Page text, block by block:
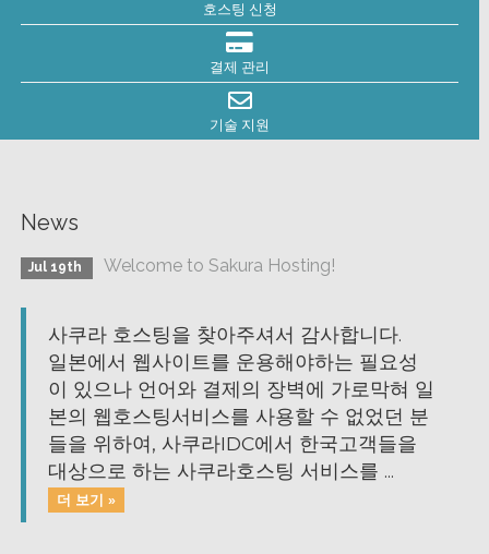
호스팅 신청
결제 관리
기술 지원
News
Jul 19th Welcome to Sakura Hosting!
사쿠라 호스팅을 찾아주셔서 감사합니다.
일본에서 웹사이트를 운용해야하는 필요성
이 있으나 언어와 결제의 장벽에 가로막혀 일
본의 웹호스팅서비스를 사용할 수 없었던 분
들을 위하여, 사쿠라IDC에서 한국고객들을
대상으로 하는 사쿠라호스팅 서비스를 ...
더 보기 »